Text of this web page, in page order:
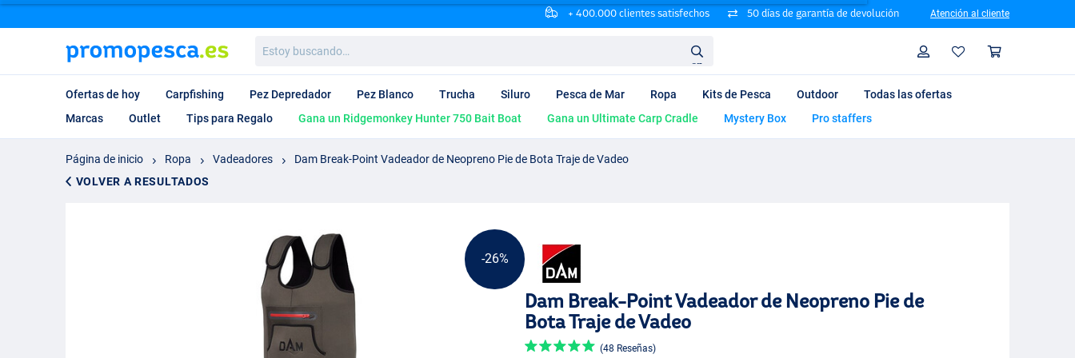
+ 400.000 clientes satisfechos 50 días de garantía de devolución Atención al cliente
buscando…
en
Perfil
Ofertas de hoy Carpfishing Pez Depredador Pez Blanco Trucha Siluro Pesca de Mar Ropa Kits de Pesca Outdoor
Todas las ofertas
Marcas
Outlet Tips para Regalo Gana un Ridgemonkey Hunter 750 Bait Boat Gana un Ultimate Carp Cradle Mystery Box Pro staffers
Página de inicio Ropa Vadeadores
Dam Break-Point Vadeador de Neopreno Pie de Bota Traje de Vadeo
VOLVER A RESULTADOS
-26%
Dam Break-Point Vadeador de Neopreno Pie de
Bota Traje de Vadeo
(48 Reseñas)